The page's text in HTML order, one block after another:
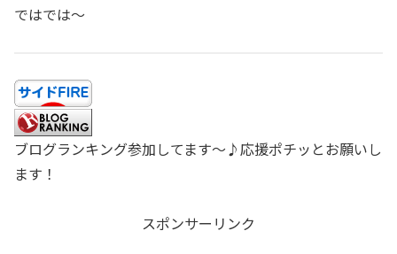
ではでは〜
ブログランキング参加してます〜♪応援ポチッとお願いし
ます！
スポンサーリンク